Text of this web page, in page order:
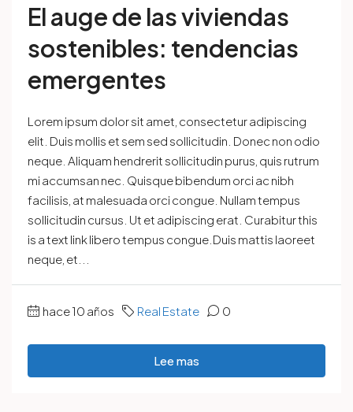
El auge de las viviendas
sostenibles: tendencias
emergentes
Lorem ipsum dolor sit amet, consectetur adipiscing
elit. Duis mollis et sem sed sollicitudin. Donec non odio
neque. Aliquam hendrerit sollicitudin purus, quis rutrum
mi accumsan nec. Quisque bibendum orci ac nibh
facilisis, at malesuada orci congue. Nullam tempus
sollicitudin cursus. Ut et adipiscing erat. Curabitur this
is a text link libero tempus congue.Duis mattis laoreet
neque, et...
hace 10 años Real Estate 0
Lee mas